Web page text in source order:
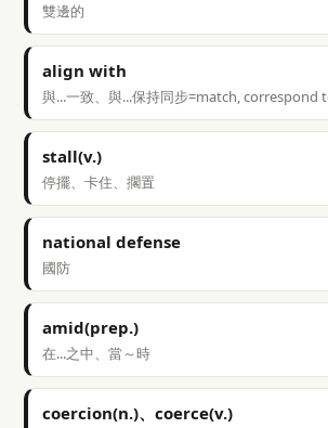
雙邊的
align with
與...一致、與...保持同步=match, correspond
stall(v.)
停擺、卡住、擱置
national defense
國防
amid(prep.)
在...之中、當～時
coercion(n.)、coerce(v.)